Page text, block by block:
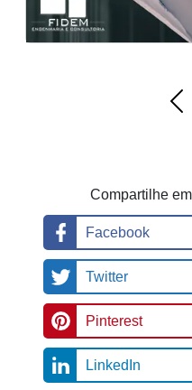
Compartilhe
Facebook
Twitter
Pinterest
LinkedIn